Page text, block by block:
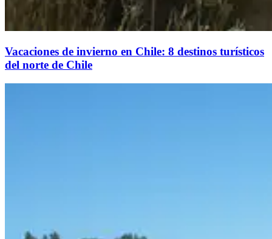
Vacaciones de invierno en Chile: 8 destinos turísticos
del norte de Chile